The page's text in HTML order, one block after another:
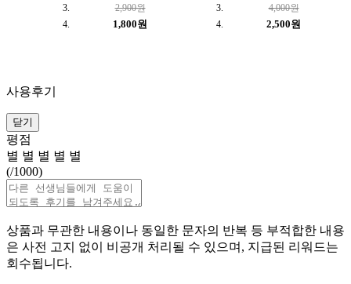
2,900원
1,800원
4,000원
2,500원
사용후기
닫기
평점
별 별 별 별 별
(/1000)
상품과 무관한 내용이나 동일한 문자의 반복 등 부적합한 내용
은 사전 고지 없이 비공개 처리될 수 있으며, 지급된 리워드는
회수됩니다.